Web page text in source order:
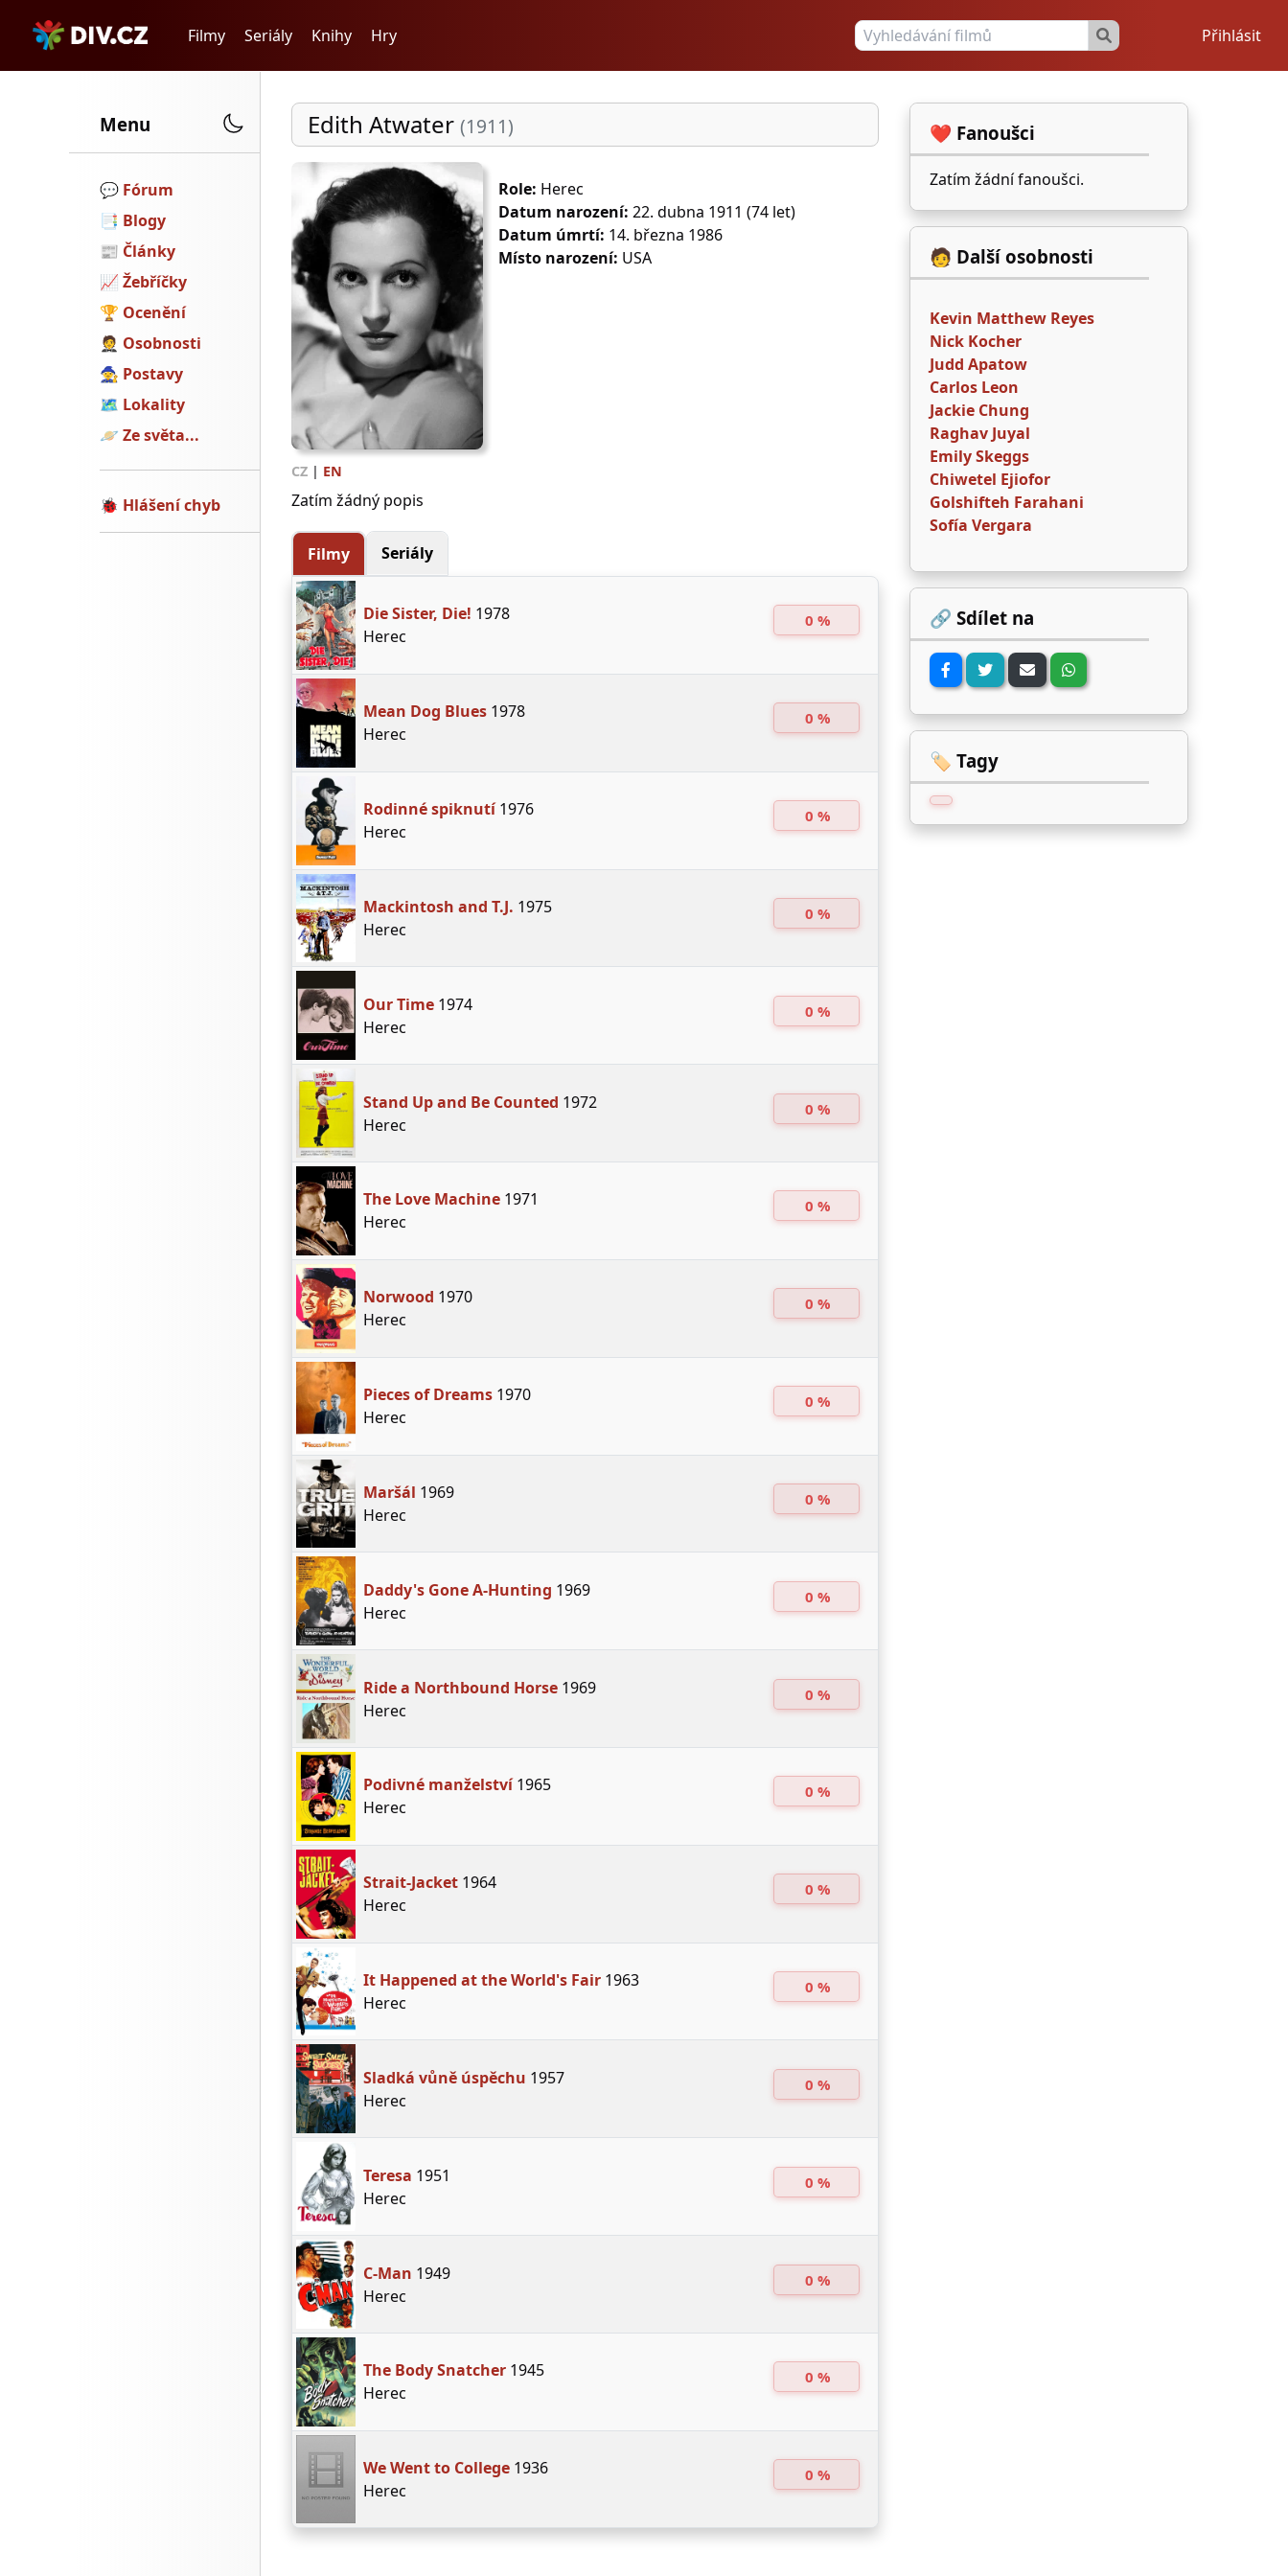
Filmy Seriály Knihy Hry Přihlásit
Menu
💬️ Fórum
📑 Blogy
📰 Články
📈 Žebříčky
🏆 Ocenění
🤵 Osobnosti
🧙 Postavy
🗺 Lokality
🪐 Ze světa...
🐞 Hlášení chyb
Edith Atwater (1911)
Role: Herec
Datum narození: 22. dubna 1911 (74 let)
Datum úmrtí: 14. března 1986
Místo narození: USA
CZ | EN
Zatím žádný popis
Filmy Seriály
Die Sister, Die! 1978
Herec
0 %
Mean Dog Blues1978
Herec
0 %
Rodinné spiknutí1976
Herec
0 %
Mackintosh and T.J. 1975
Herec
0 %
Our Time1974
Herec
0 %
Stand Up and Be Counted 1972
Herec
0 %
The Love Machine1971
Herec
0 %
Norwood 1970
Herec
0 %
Pieces of Dreams1970
Herec
0 %
Maršál 1969
Herec
0 %
Daddy's Gone A-Hunting 1969
Herec
0 %
Ride a Northbound Horse1969
Herec
0 %
Podivné manželství1965
Herec
0 %
Strait-Jacket1964
Herec
0 %
It Happened at the World's Fair1963
Herec
0 %
Sladká vůně úspěchu 1957
Herec
0 %
Teresa 1951
Herec
0 %
C-Man 1949
Herec
0 %
The Body Snatcher1945
Herec
0 %
We Went to College1936
Herec
0 %
❤️ Fanoušci
Zatím žádní fanoušci.
🧑 Další osobnosti
Kevin Matthew Reyes
Nick Kocher
Judd Apatow
Carlos Leon
Jackie Chung
Raghav Juyal
Emily Skeggs
Chiwetel Ejiofor
Golshifteh Farahani
Sofía Vergara
🔗 Sdílet na
🏷️ Tagy